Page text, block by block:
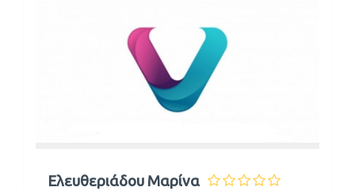
Ελευθεριάδου Μαρίνα